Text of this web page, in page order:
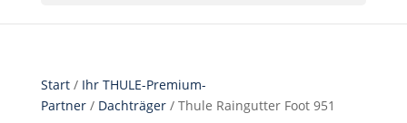
Start/ Ihr THULE-Premium-
Partner/ Dachträger/ Thule Raingutter Foot 951